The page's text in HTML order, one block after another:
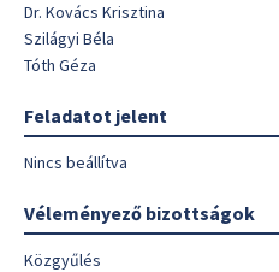
Dr. Kovács Krisztina
Szilágyi Béla
Tóth Géza
Feladatot jelent
Nincs beállítva
Véleményező bizottságok
Közgyűlés